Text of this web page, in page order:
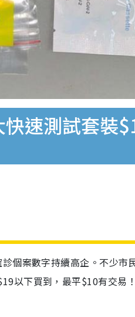
快速測試套
個案數字持續高企。不少市
以下買到，最平$10有交易